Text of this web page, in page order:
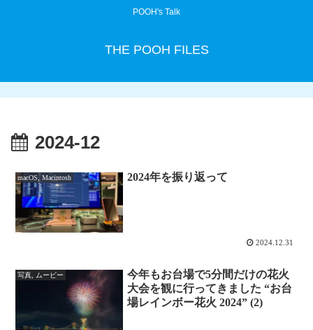
POOH's Talk
THE POOH FILES
2024-12
macOS, Macintosh 2024年を振り返って
2024.12.31
写真, ムービー
今年もお台場で5分間だけの花火
大会を観に行ってきました “お台
場レインボー花火 2024” (2)